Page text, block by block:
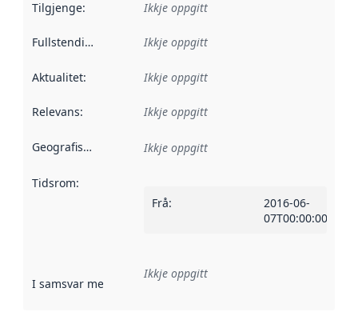
Tilgjenge: Ikkje oppgitt
Fullstendigheit Ikkje oppgitt
Aktualitet: Ikkje oppgitt
Relevans: Ikkje oppgitt
Geografisk område Ikkje oppgitt
Tidsrom:
Frå:
2016-06-
07T00:00:00Z
I samsvar med Referanse til ei implementeringsregel eller
Ikkje oppgitt